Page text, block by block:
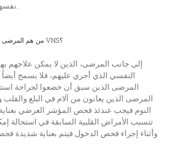
نفسها بعد مرور بعض الوقت.
من هم المرضى الذين لا يمكن علاجهم بتقنية VNS؟
إلى جانب المرضى، الذين لا يمكن علاجهم
النفسي الذي أجري عليهم، فلا يسمح أيضاً
المرضى الذين سبق أن خضعوا لجراحة
المرضى الذين يعانون من آلام في البلع
النوم فيجب عندئذ فحص المؤشر العرضي
تتسبب الأمراض القلبية السابقة في استحالة
وأثناء إجراء فحص الدخول فيتم بعناية شديدة